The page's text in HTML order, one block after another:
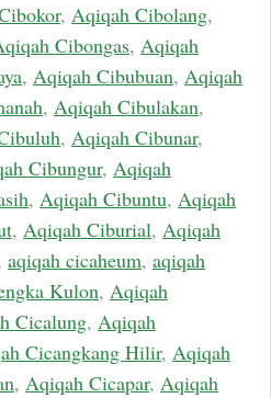
, Aqiqah Cibolang,
Cibongas, Aqiqah
, Aqiqah Cibubuan, Aqiqah
, Aqiqah Cibulakan,
, Aqiqah Cibunar,
Cibungur, Aqiqah
, Aqiqah Cibuntu, Aqiqah
, Aqiqah Ciburial, Aqiqah
aqiqah cicaheum, aqiqah
Kulon, Aqiqah
Cicalung, Aqiqah
Cicangkang Hilir, Aqiqah
, Aqiqah Cicapar, Aqiqah